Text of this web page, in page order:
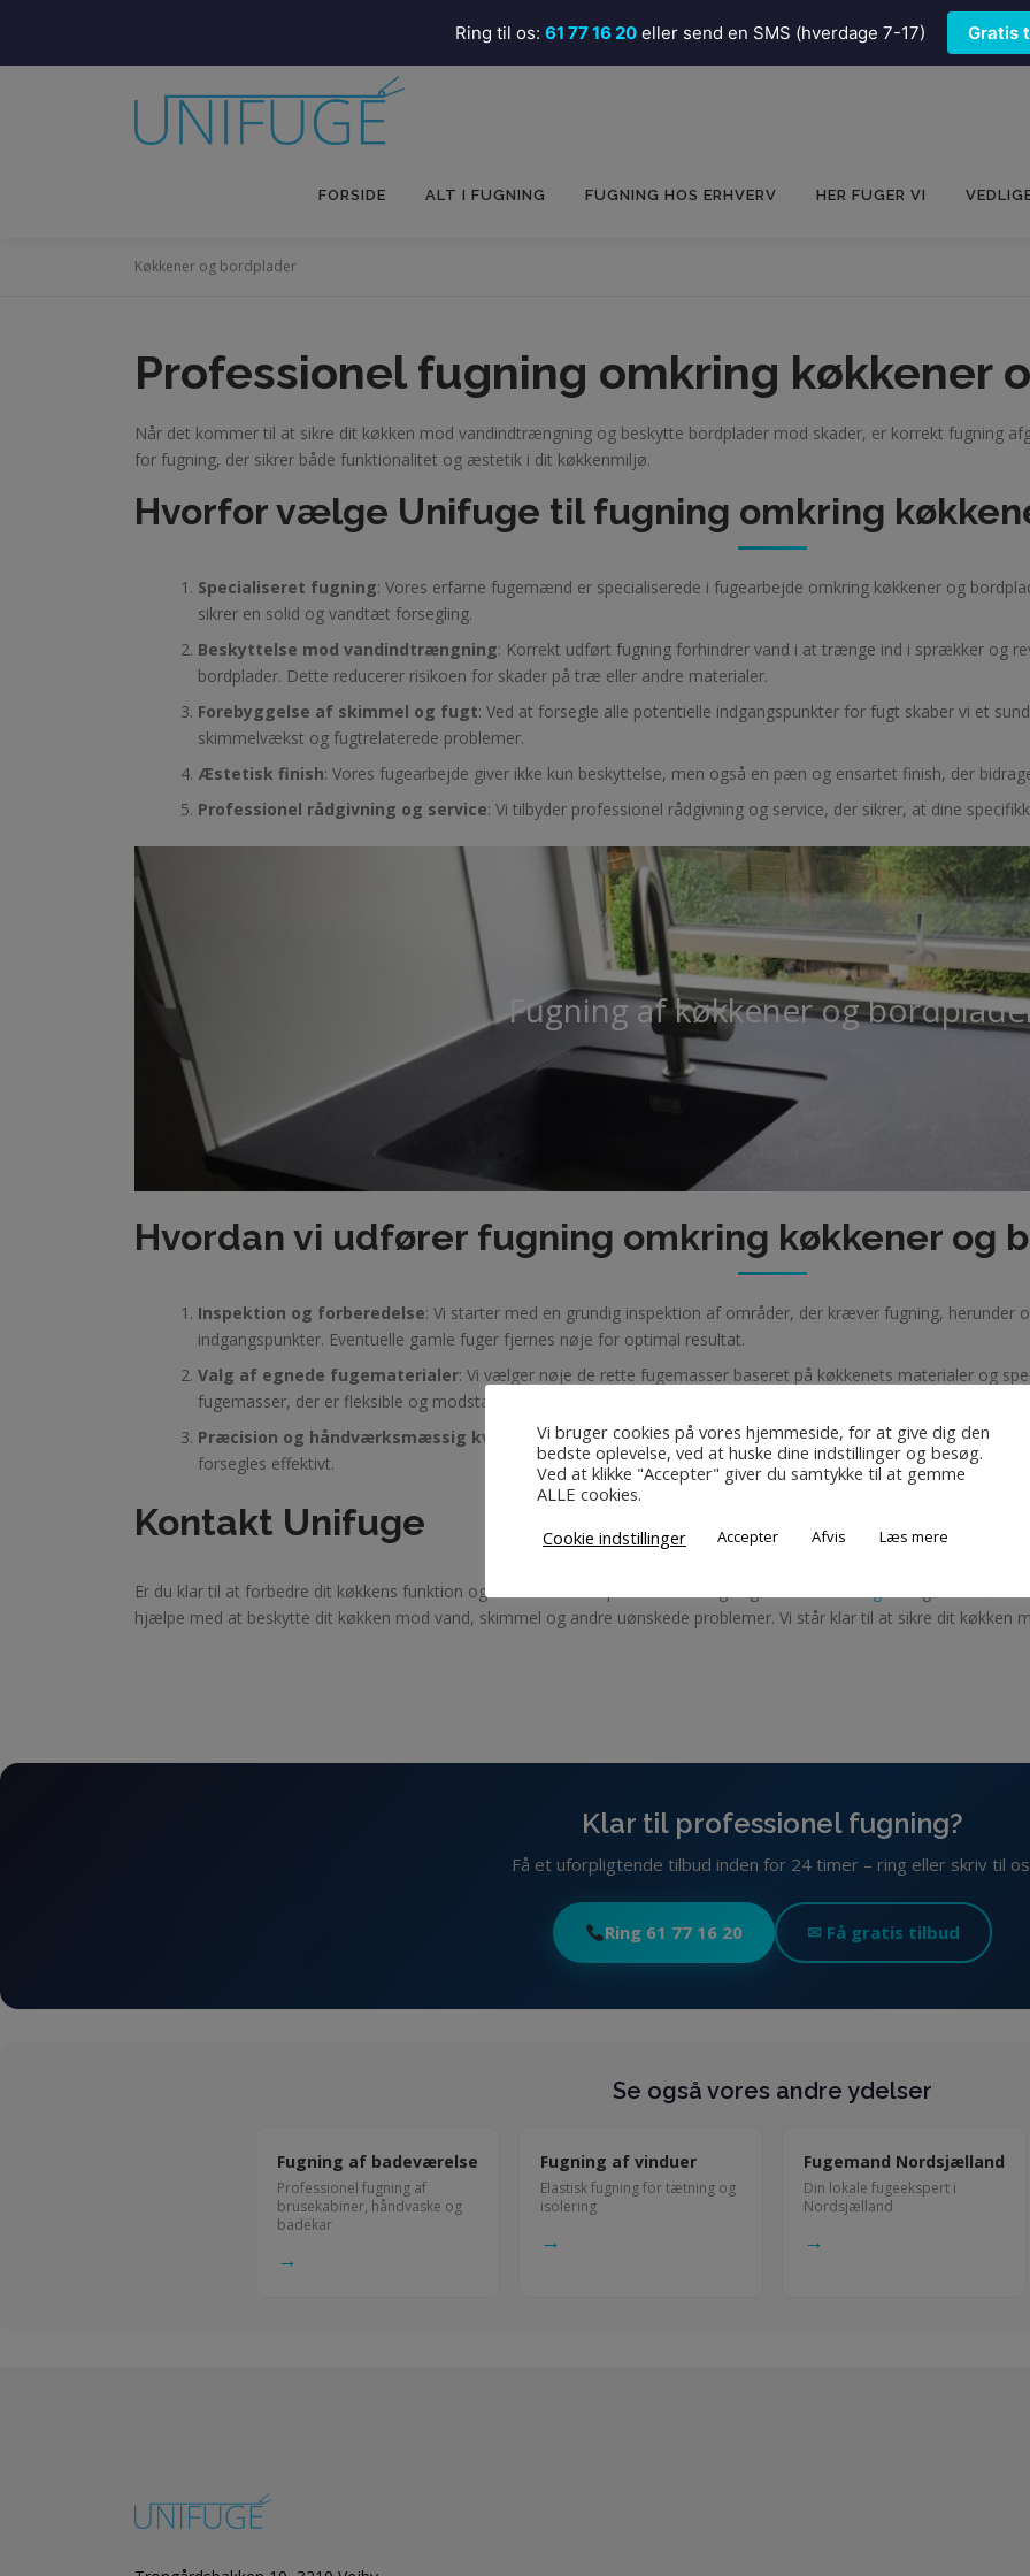
Ring til os: 61 77 16 20eller send en SMS (hverdage 7-17) Gratis
FORSIDE ALT I FUGNING FUGNING HOS ERHVERV HER FUGER VI
Køkkener og bordplader
Professionel fugning omkring køkkener
Når det kommer til at sikre dit køkken mod vandindtrængning og beskytte bordplader mod skader, er korrekt fugning
for fugning, der sikrer både funktionalitet og æstetik i dit køkkenmiljø.
Hvorfor vælge Unifuge til fugning omkring
Specialiseret fugning: Vores erfarne fugemænd er specialiserede i fugearbejde omkring køkkener og
sikrer en solid og vandtæt forsegling.
Beskyttelse mod vandindtrængning: Korrekt udført fugning forhindrer vand i at trænge ind i sprækker og
bordplader. Dette reducerer risikoen for skader på træ eller andre materialer.
Forebyggelse af skimmel og fugt: Ved at forsegle alle potentielle indgangspunkter for fugt skaber vi et
skimmelvækst og fugtrelaterede problemer.
Æstetisk finish: Vores fugearbejde giver ikke kun beskyttelse, men også en pæn og ensartet finish, der
Professionel rådgivning og service: Vi tilbyder professionel rådgivning og service, der sikrer, at dine
Fugning af køkkener og
Hvordan vi udfører fugning omkring køkkener og
Inspektion og forberedelse: Vi starter med en grundig inspektion af områder, der kræver fugning, herunder
indgangspunkter. Eventuelle gamle fuger fjernes nøje for optimal resultat.
Valg af egnede fugematerialer: Vi vælger nøje de rette fugemasser baseret på køkkenets materialer og
fugemasser, der er fleksible og modstandsdygtige over for fugt, i en farve der matcher dit køkken og bordplade.
Præcision og håndværksmæssig kvalitet : Vores erfarne håndværkere sikrer, at fugearbejdet udføres
forsegles effektivt.
Kontakt Unifuge
Er du klar til at forbedre dit køkkens funktion og udseende med professionel fugning?
i dag for at høre
hjælpe med at beskytte dit køkken mod vand, skimmel og andre uønskede problemer. Vi står klar til at sikre dit køkken
Klar til professionel fugning?
Få et uforpligtende tilbud inden for 24 timer – ring eller skriv til
Ring 61 77 16 20 ✉ Få gratis tilbud
Se også vores andre ydelser
Fugning af badeværelse
Professionel fugning af
brusekabiner, håndvaske og
badekar
→
Fugning af vinduer
Elastisk fugning for tætning og
isolering
→
Fugemand Nordsjælland
Din lokale fugeekspert i
Nordsjælland
→
Vi bruger cookies på vores hjemmeside, for at give dig den
bedste oplevelse, ved at huske dine indstillinger og besøg.
Ved at klikke "Accepter" giver du samtykke til at gemme
ALLE cookies.
Cookie indstillinger
Accepter Afvis Læs mere